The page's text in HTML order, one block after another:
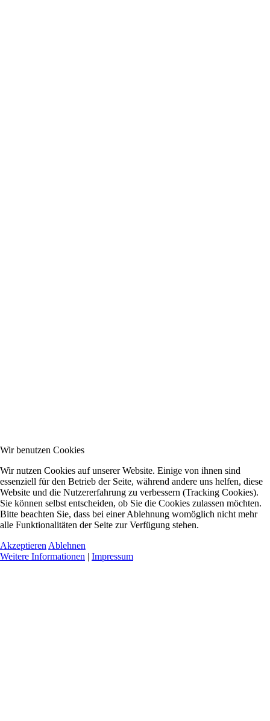
Wir benutzen Cookies
Wir nutzen Cookies auf unserer Website. Einige von ihnen sind
essenziell für den Betrieb der Seite, während andere uns helfen, diese
Website und die Nutzererfahrung zu verbessern (Tracking Cookies).
Sie können selbst entscheiden, ob Sie die Cookies zulassen möchten.
Bitte beachten Sie, dass bei einer Ablehnung womöglich nicht mehr
alle Funktionalitäten der Seite zur Verfügung stehen.
Akzeptieren Ablehnen
Weitere Informationen | Impressum